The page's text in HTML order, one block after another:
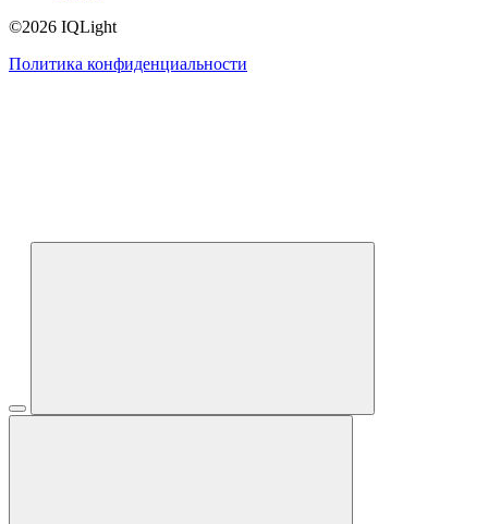
©2026 IQLight
Политика конфиденциальности